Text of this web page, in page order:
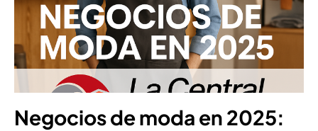
Negocios de moda en 2025: